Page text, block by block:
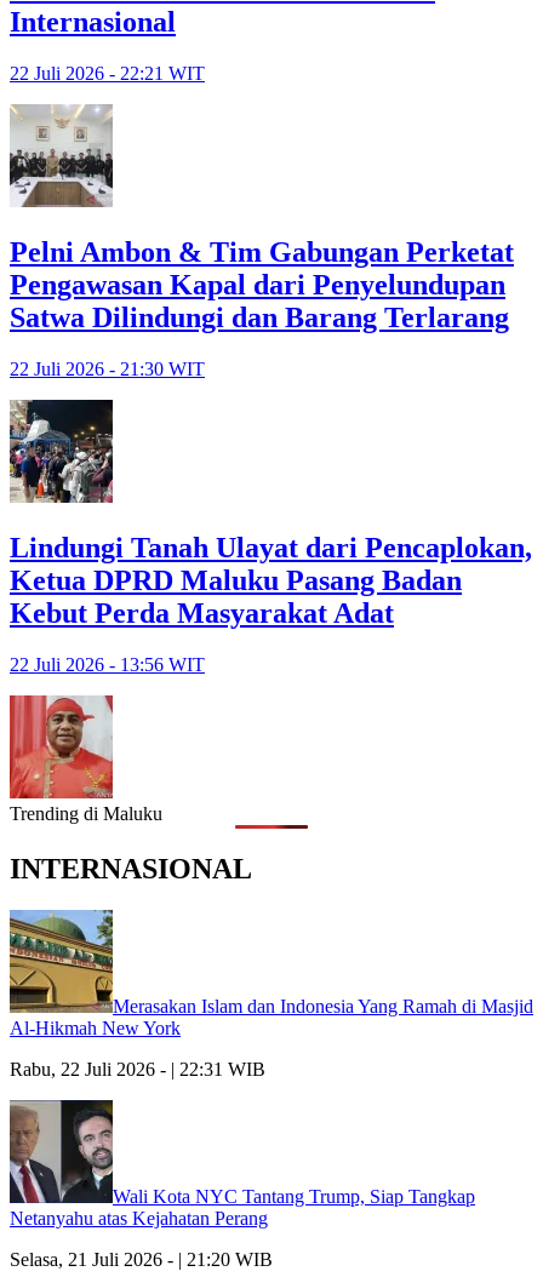
Internasional
22 Juli 2026 - 22:21 WIT
Pelni Ambon & Tim Gabungan Perketat
Pengawasan Kapal dari Penyelundupan
Satwa Dilindungi dan Barang Terlarang
22 Juli 2026 - 21:30 WIT
Lindungi Tanah Ulayat dari Pencaplokan,
Ketua DPRD Maluku Pasang Badan
Kebut Perda Masyarakat Adat
22 Juli 2026 - 13:56 WIT
Trending di Maluku
INTERNASIONAL
Merasakan Islam dan Indonesia Yang Ramah di Masjid
Al-Hikmah New York
Rabu, 22 Juli 2026 - | 22:31 WIB
Wali Kota NYC Tantang Trump, Siap Tangkap
Netanyahu atas Kejahatan Perang
Selasa, 21 Juli 2026 - | 21:20 WIB